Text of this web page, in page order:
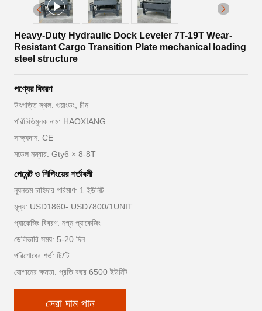
Heavy-Duty Hydraulic Dock Leveler 7T-19T Wear-
Resistant Cargo Transition Plate mechanical loading
steel structure
পণ্যের বিবরণ
উৎপত্তি স্থল: গুয়াংডং, চীন
পরিচিতিমুলক নাম: HAOXIANG
সাক্ষ্যদান: CE
মডেল নম্বার: Gty6 × 8-8T
পেমেন্ট ও শিপিংয়ের শর্তাবলী
ন্যূনতম চাহিদার পরিমাণ: 1 ইউনিট
মূল্য: USD1860- USD7800/1UNIT
প্যাকেজিং বিবরণ: নগ্ন প্যাকেজিং
ডেলিভারি সময়: 5-20 দিন
পরিশোধের শর্ত: টি/টি
যোগানের ক্ষমতা: প্রতি বছর 6500 ইউনিট
সেরা দাম পান